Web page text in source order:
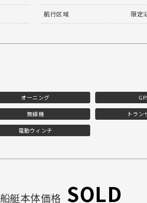
航行区域 限定
オーニング
無線機 トラン
電動ウィンチ
船艇本体価格 SOLD